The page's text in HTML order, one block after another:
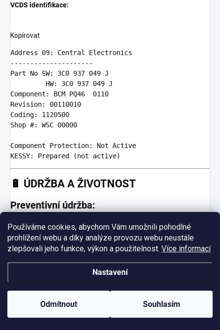
Používáme cookies, abychom Vám umožnili pohodlné
prohlížení webu a díky analýze provozu webu neustále
zlepšovali jeho funkce, výkon a použitelnost. Více informací
Nastavení
Odmítnout Souhlasím
VCDS identifikace:
Kopírovat
Address 09: Central Electronics
---------------------
         HW: 3C0 937 049 J
Component: BCM PQ46  0110
Revision: 00110010
Coding: 1120500
Shop #: WSC 00000
Component Protection: Not Active
🔋 ÚDRŽBA A ŽIVOTNOST
Preventivní údržba:
Kontrolní body:• Software update na K-P
• Kontrola konektorů
• Měření odběru
• BCM jednotka: 8-12 let